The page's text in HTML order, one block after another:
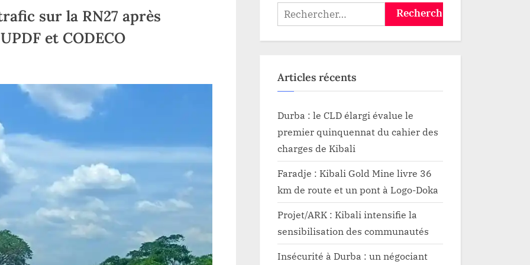
Wazalendo
sur la RN27 après
et CODECO
RN27
d’intenses
Rechercher :
Articles récents
Durba : le CLD élargi évalue le
premier quinquennat du cahier des
charges de Kibali
Faradje : Kibali Gold Mine livre 36
km de route et un pont à Logo-Doka
Projet/ARK : Kibali intensifie la
sensibilisation des communautés
Insécurité à Durba : un négociant